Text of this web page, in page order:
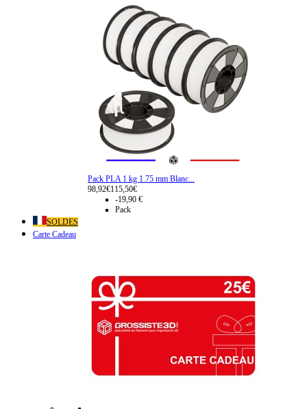
Pack PLA 1 kg 1.75 mm Blanc...
98,92€115,50€
-19,90 €
Pack
SOLDES
Carte Cadeau